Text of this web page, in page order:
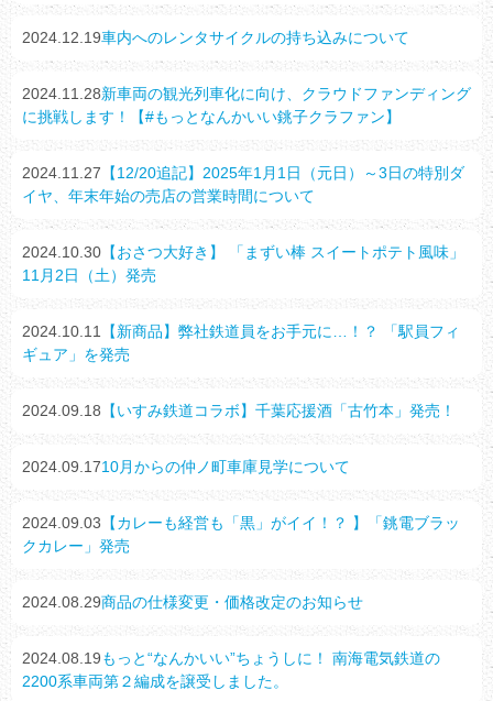
2024.12.19車内へのレンタサイクルの持ち込みについて
2024.11.28新車両の観光列車化に向け、クラウドファンディング
に挑戦します！【#もっとなんかいい銚子クラファン】
2024.11.27 【12/20追記】2025年1月1日（元日）～3日の特別ダ
イヤ、年末年始の売店の営業時間について
2024.10.30 【おさつ大好き】 「まずい棒 スイートポテト風味」
11月2日（土）発売
2024.10.11 【新商品】弊社鉄道員をお手元に…！？ 「駅員フィ
ギュア」を発売
2024.09.18 【いすみ鉄道コラボ】千葉応援酒「古竹本」発売！
2024.09.1710月からの仲ノ町車庫見学について
2024.09.03 【カレーも経営も「黒」がイイ！？ 】「銚電ブラッ
クカレー」発売
2024.08.29商品の仕様変更・価格改定のお知らせ
2024.08.19もっと“なんかいい”ちょうしに！ 南海電気鉄道の
2200系車両第２編成を譲受しました。